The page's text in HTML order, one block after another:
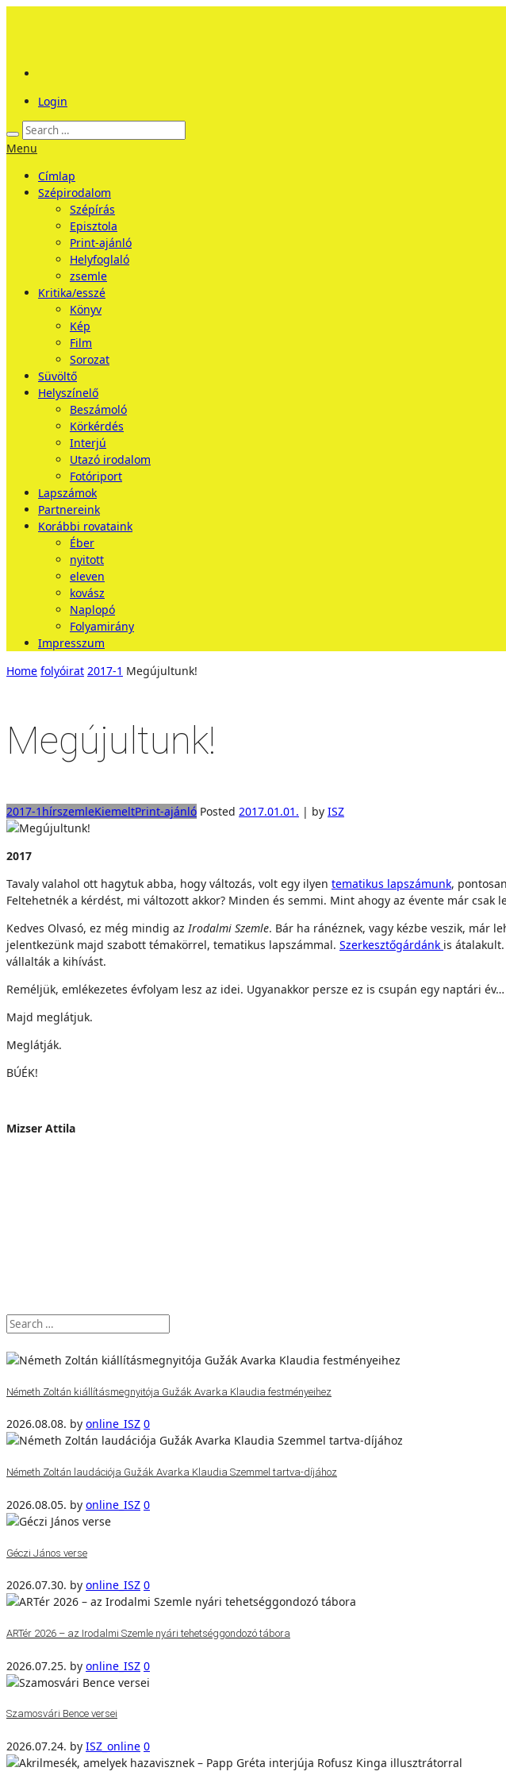
Login
Menu
Címlap
Szépirodalom
Szépírás
Episztola
Print-ajánló
Helyfoglaló
zsemle
Kritika/esszé
Könyv
Kép
Film
Sorozat
Süvöltő
Helyszínelő
Beszámoló
Körkérdés
Interjú
Utazó irodalom
Fotóriport
Lapszámok
Partnereink
Korábbi rovataink
Éber
nyitott
eleven
kovász
Naplopó
Folyamirány
Impresszum
Home folyóirat 2017-1 Megújultunk!
Megújultunk!
2017-1 hírszemleKiemeltPrint-ajánló Posted 2017.01.01. | by ISZ
2017
Tavaly valahol ott hagytuk abba, hogy változás, volt egy ilyen tematikus lapszámunk,
Feltehetnék a kérdést, mi változott akkor? Minden és semmi. Mint ahogy az évente már csak
Kedves Olvasó, ez még mindig azIrodalmi Szemle. Bár ha ránéznek, vagy kézbe veszik, már
jelentkezünk majd szabott témakörrel, tematikus lapszámmal. Szerkesztőgárdánk is
vállalták a kihívást.
Reméljük, emlékezetes évfolyam lesz az idei. Ugyanakkor persze ez is csupán egy naptári év…
Majd meglátjuk.
Meglátják.
BÚÉK!
Mizser Attila
Németh Zoltán kiállításmegnyitója Gužák Avarka Klaudia festményeihez
2026.08.08. by online_ISZ 0
Németh Zoltán laudációja Gužák Avarka Klaudia Szemmel tartva-díjához
2026.08.05. by online_ISZ 0
Géczi János verse
2026.07.30. by online_ISZ 0
ARTér 2026 – az Irodalmi Szemle nyári tehetséggondozó tábora
2026.07.25. by online_ISZ 0
Szamosvári Bence versei
2026.07.24. by ISZ_online 0